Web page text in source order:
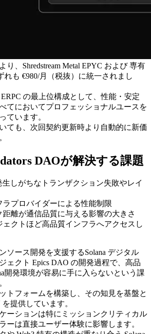
り、Shredstream Metal EPYC および 専有
れも €980/月（税抜）に統一されまし
の最上位構成として、性能・安定
てにおいてプロフェッショナルユースを
ています。
ても、次回契約更新時より自動的に新価
DAOが解決する課題
生しがちなトランザクション失敗やレイ
ラプロバイダーによる性能制限
距離が通信品質に与える影響の大きさ
ェクトほど高品質インフラへアクセスし
ソース開発を支援するSolana デジタル
ェクト Epics DAO の開発過程で、高品
開発環境が容易に手に入らないという課
トフォームを構築し、その知見を基盤と
提供しています。
ーションは特にミッションクリティカル
ーは直接ユーザー体験に影響します。